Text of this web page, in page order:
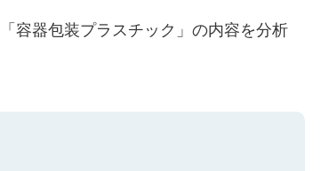
容器包装プラスチック」の内容を分析